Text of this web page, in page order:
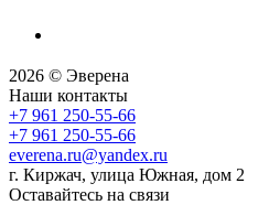
2026 © Эверена
Наши контакты
+7 961 250-55-66
+7 961 250-55-66
everena.ru@yandex.ru
г. Киржач, улица Южная, дом 2
Оставайтесь на связи